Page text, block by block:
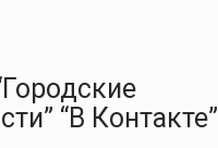
“В Контакте”